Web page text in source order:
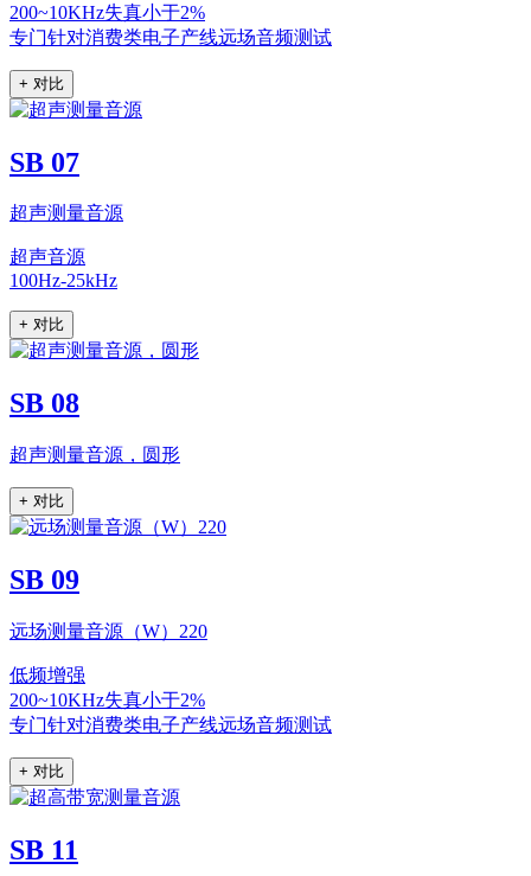
200~10KHz失真小于2%
专门针对消费类电子产线远场音频测试
+ 对比
SB 07
超声测量音源
超声音源
100Hz-25kHz
+ 对比
SB 08
超声测量音源，圆形
+ 对比
SB 09
远场测量音源（W）220
低频增强
200~10KHz失真小于2%
专门针对消费类电子产线远场音频测试
+ 对比
SB 11